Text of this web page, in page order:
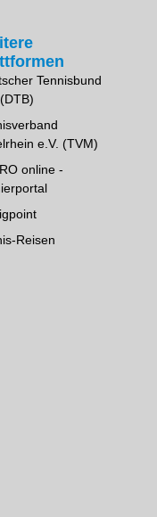
Tennisbund
e.V. (TVM)
online -
Reisen